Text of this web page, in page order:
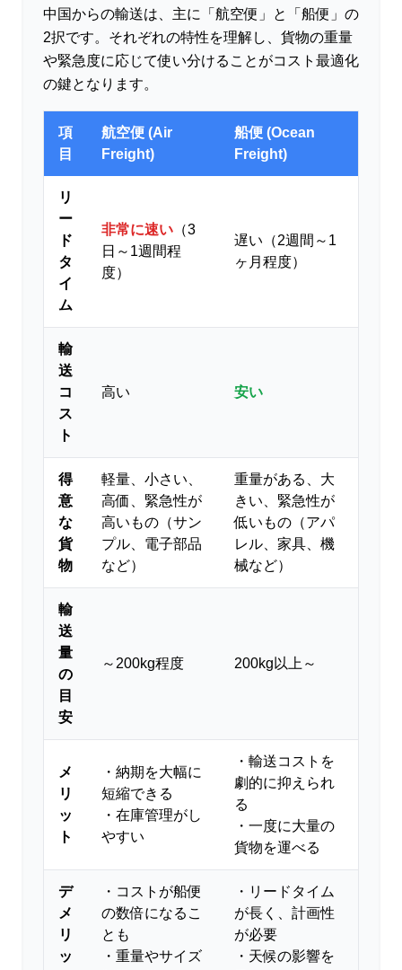
中国からの輸送は、主に「航空便」と「船便」の
2択です。それぞれの特性を理解し、貨物の重量
や緊急度に応じて使い分けることがコスト最適化
の鍵となります。
項
目
航空便 (Air
Freight)
船便 (Ocean
Freight)
リ
ー
ド
タ
イ
ム
非常に速い （3
日～1週間程
度）
遅い（2週間～1
ヶ月程度）
輸
送
コ
ス
ト
高い 安い
得
意
な
貨
物
軽量、小さい、
高価、緊急性が
高いもの（サン
プル、電子部品
など）
重量がある、大
きい、緊急性が
低いもの（アパ
レル、家具、機
械など）
輸
送
量
の
目
安
～200kg程度 200kg以上～
メ
リ
ッ
ト
・納期を大幅に
短縮できる
・在庫管理がし
やすい
・輸送コストを
劇的に抑えられ
る
・一度に大量の
貨物を運べる
デ
メ
リ
ッ
・コストが船便
の数倍になるこ
とも
・重量やサイズ
・リードタイム
が長く、計画性
が必要
・天候の影響を